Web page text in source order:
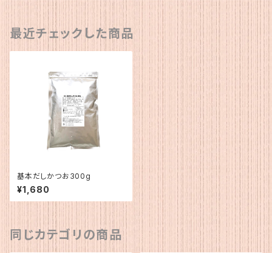
最近チェックした商品
基本だしかつお300g
¥1,680
同じカテゴリの商品